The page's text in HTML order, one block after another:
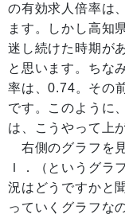
の有効求人倍率は
ます。しかし高知
迷し続けた時期が
と思います。ちな
率は、0.74。その
です。このように
は、こうやって上
右側のグラフを
Ｉ．（というグラ
況はどうですかと
っていくグラフな